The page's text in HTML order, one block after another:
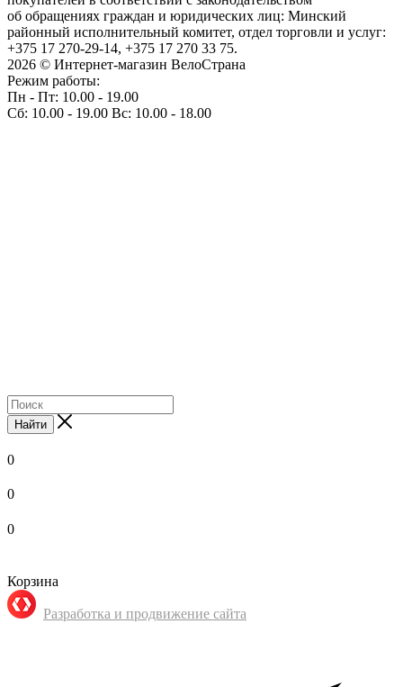
об обращениях граждан и юридических лиц: Минский
районный исполнительный комитет, отдел торговли и услуг:
+375 17 270-29-14, +375 17 270 33 75.
2026 © Интернет-магазин ВелоСтрана
Режим работы:
Пн - Пт: 10.00 - 19.00
Сб: 10.00 - 19.00 Вс: 10.00 - 18.00
Найти
0
0
0
Корзина
Разработка и продвижение сайта